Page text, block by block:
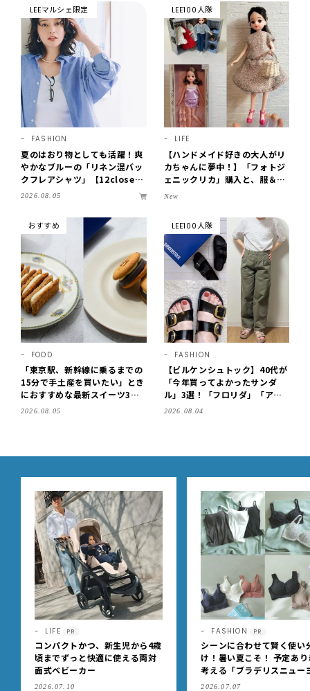
LEEマルシェ限定
FASHION
夏のはおり物としても活躍！爽
やかなブルーの「リネン混バッ
クフレアシャツ」【12close
t】
2026.08.05
LEE100人隊
LIFE
【ハンドメイド好きの大人がリ
カちゃんに夢中！】「フォトジ
ェニックリカ」購入と、服＆ク
ローゼットの手づくり実例をご
New
おすすめ
FOOD
「東京駅、新幹線に乗るまでの
15分で手土産を買いたい」とき
におすすめな最新スイーツ3選
【東京駅改札内・朝8時開店】
2026.08.05
LEE100人隊
FASHION
【ビルケンシュトック】40代が
「今年買ってよかったサンダ
ル」3選！「フロリダ」「アリ
ゾナ」の履き心地＆サイズ選び
2026.08.04
LIFE PR
コンパクトかつ、新生児から4歳
頃までずっと快適に使える両対
面式ベビーカー
2026.07.10
FASHION PR
シーンに合わせて賢く使い
け！暑い夏こそ！ 予定あ
考える「ブラデリスニュー
ク」の快適ブラジャー
2026.07.07